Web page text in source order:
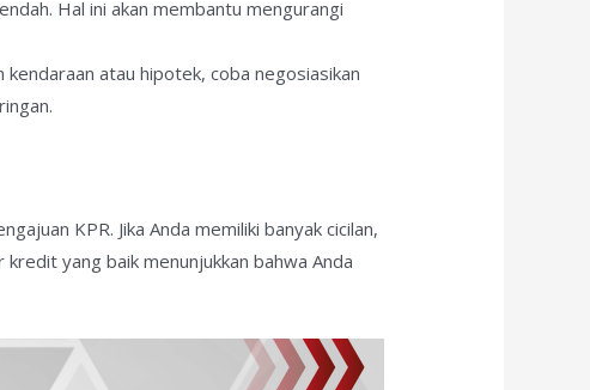
Hal ini akan membantu mengurangi
kendaraan atau hipotek, coba negosiasikan
KPR. Jika Anda memiliki banyak cicilan,
yang baik menunjukkan bahwa Anda